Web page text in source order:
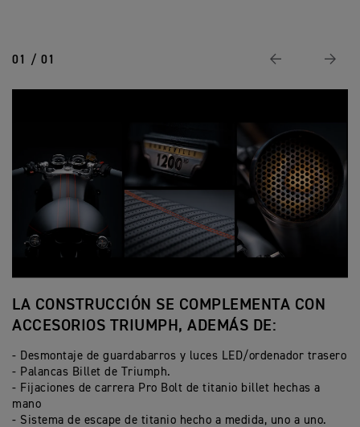
01 / 01 Anterior
LA CONSTRUCCIÓN SE COMPLEMENTA CON
ACCESORIOS TRIUMPH, ADEMÁS DE:
- Desmontaje de guardabarros y luces LED/ordenador trasero
- Palancas Billet de Triumph.
- Fijaciones de carrera Pro Bolt de titanio billet hechas a
mano
- Sistema de escape de titanio hecho a medida, uno a uno.